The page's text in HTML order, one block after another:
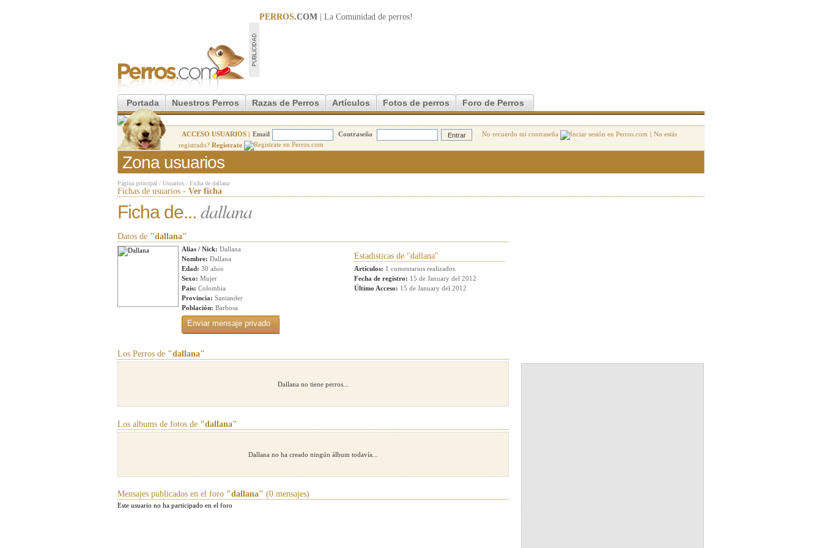
PERROS.COM | La Comunidad de perros!
Portada Nuestros Perros Razas de Perros Artículos Fotos de perros Foro de Perros
ACCESO USUARIOS | Email Contraseña No recuerdo mi contraseña | No estás
registrado? Regístrate
Zona usuarios
Página principal / Usuarios / Ficha de dallana
Fichas de usuarios - Ver ficha
Ficha de... dallana
Datos de "dallana"
Alias / Nick: Dallana
Nombre: Dallana
Edad: 30 años
Sexo: Mujer
Pais: Colombia
Provincia: Santander
Población: Barbosa
Estadisticas de "dallana"
Artículos: 1 comentarios realizados
Fecha de registro: 15 de January del 2012
Último Acceso: 15 de January del 2012
Los Perros de "dallana"
Dallana no tiene perros...
Los albums de fotos de "dallana"
Dallana no ha creado ningún álbum todavía...
Mensajes publicados en el foro "dallana" (0 mensajes)
Este usuario no ha participado en el foro